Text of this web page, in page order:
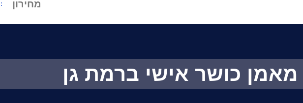
מחירון
מאמן כושר אישי ברמת גן